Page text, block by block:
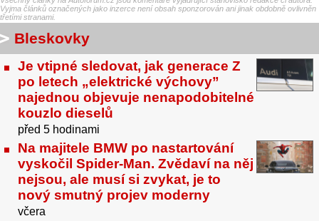
Vyjma článků označených jako inzerce není obsah sponzorován ani jinak obdobně ovlivněn
třetími stranami.
Bleskovky
Je vtipné sledovat, jak generace Z
po letech „elektrické výchovy”
najednou objevuje nenapodobitelné
kouzlo dieselů
před 5 hodinami
Na majitele BMW po nastartování
vyskočil Spider-Man. Zvědaví na něj
nejsou, ale musí si zvykat, je to
nový smutný projev moderny
včera